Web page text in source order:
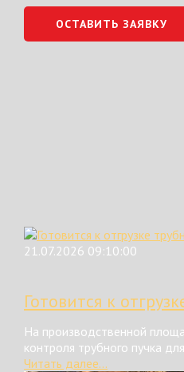
ОСТАВИТЬ ЗАЯВКУ
21.07.2026 09:10:00
Готовится к
На производственной
контроля трубного пучка
Читать далее...